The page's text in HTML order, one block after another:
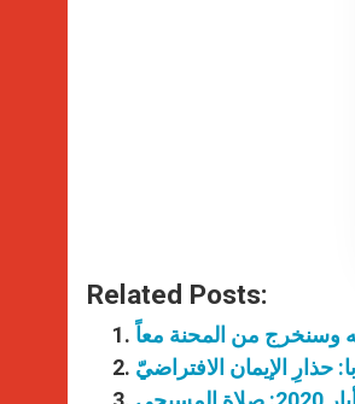
Related Posts:
وسنخرج من المحنة معاً
حذارِ الإيمان الافتراضيّ